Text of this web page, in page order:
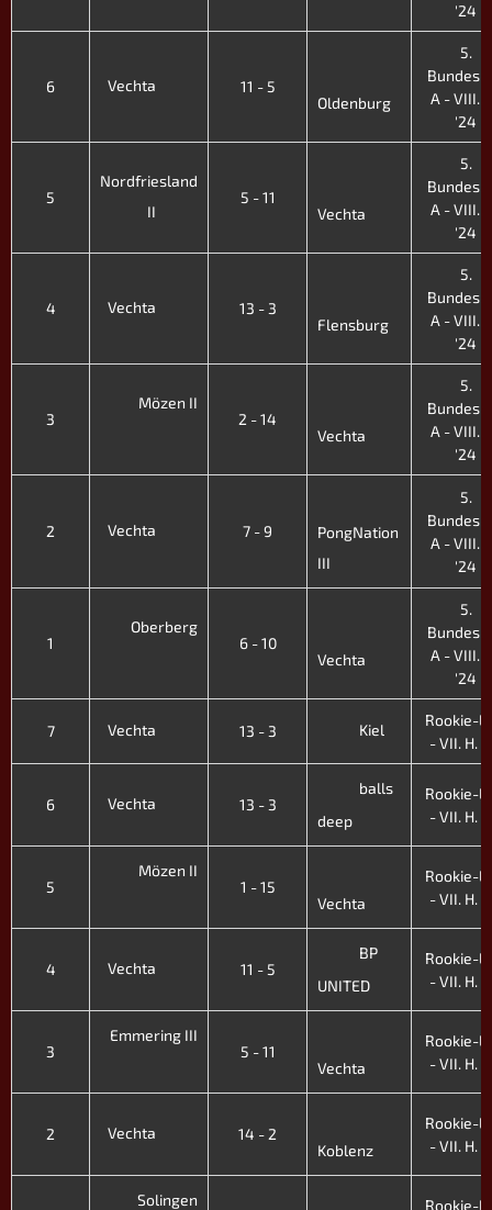
'24
6 Vechta
11 - 5
Oldenburg
5.
A - VIII.
'24
5
Nordfriesland
II
5 - 11
Vechta
5.
A - VIII.
'24
4 Vechta
13 - 3
Flensburg
5.
A - VIII.
'24
3
Mözen II
2 - 14
Vechta
5.
A - VIII.
'24
2 Vechta 7 - 9
PongNation
III
5.
A - VIII.
'24
1
Oberberg
6 - 10
Vechta
5.
A - VIII.
'24
7 Vechta 13 - 3 Kiel
Rookie-
- VII. H.
6 Vechta 13 - 3
balls
deep
Rookie-
- VII. H.
5
Mözen II
1 - 15
Vechta
Rookie-
- VII. H.
4 Vechta 11 - 5
BP
UNITED
Rookie-
- VII. H.
3
Emmering III
5 - 11
Vechta
Rookie-
- VII. H.
2 Vechta
14 - 2
Koblenz
Rookie-
- VII. H.
Solingen
Rookie-